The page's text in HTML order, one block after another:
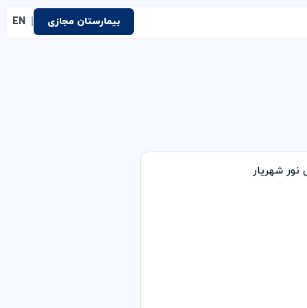
بیمارستان مجازی EN
شهریار